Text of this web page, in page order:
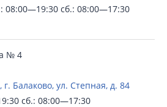
08:00—19:30 сб.: 08:00—17:30
№ 4
г. Балаково, ул. Степная, д. 84
сб.: 08:00—17:30